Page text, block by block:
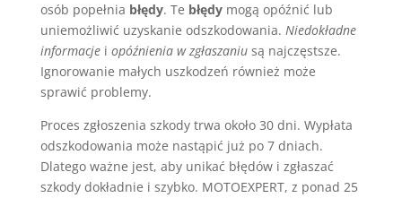
osób popełnia błędy. Te błędymogą opóźnić lub
uniemożliwić uzyskanie odszkodowania. Niedokładne
informacjei opóźnienia w zgłaszaniusą najczęstsze.
Ignorowanie małych uszkodzeń również może
sprawić problemy.
Proces zgłoszenia szkody trwa około 30 dni. Wypłata
odszkodowania może nastąpić już po 7 dniach.
Dlatego ważne jest, aby unikać błędów i zgłaszać
szkody dokładnie i szybko. MOTOEXPERT, z ponad 25